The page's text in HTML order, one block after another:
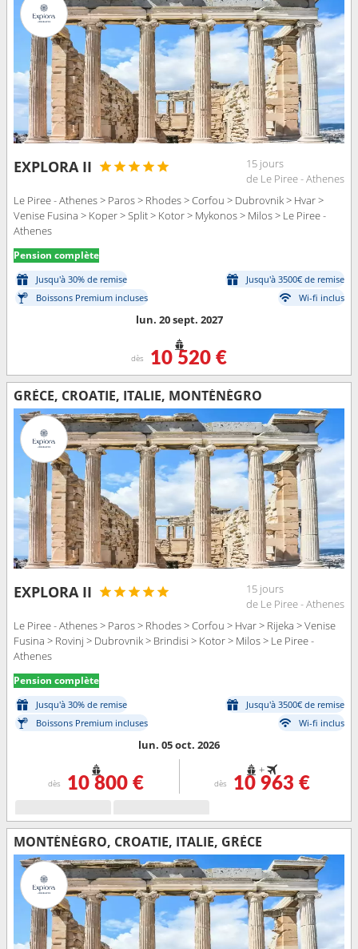
EXPLORA II
15 jours
de Le Piree - Athenes
Le Piree - Athenes > Paros > Rhodes > Corfou > Dubrovnik > Hvar >
Venise Fusina > Koper > Split > Kotor > Mykonos > Milos > Le Piree -
Athenes
Pension complète
Jusqu'à 30% de remise
Jusqu'à 3500€ de remise
Boissons Premium incluses
Wi-fi inclus
lun. 20 sept. 2027
dès 10 520 €
GRÈCE, CROATIE, ITALIE, MONTÉNÉGRO
EXPLORA II
15 jours
de Le Piree - Athenes
Le Piree - Athenes > Paros > Rhodes > Corfou > Hvar > Rijeka > Venise
Fusina > Rovinj > Dubrovnik > Brindisi > Kotor > Milos > Le Piree -
Athenes
Pension complète
Jusqu'à 30% de remise
Jusqu'à 3500€ de remise
Boissons Premium incluses
Wi-fi inclus
lun. 05 oct. 2026
dès 10 800 €
+
dès 10 963 €
MONTÉNÉGRO, CROATIE, ITALIE, GRÈCE